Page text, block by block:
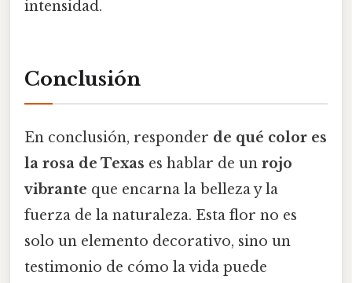
intensidad.
Conclusión
En conclusión, responder de qué color es
la rosa de Texas es hablar de un rojo
vibrante que encarna la belleza y la
fuerza de la naturaleza. Esta flor no es
solo un elemento decorativo, sino un
testimonio de cómo la vida puede